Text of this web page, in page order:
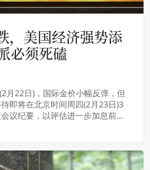
，美国经济强势添
必须死磕
22日)，国际金价小幅反弹，但
即将在北京时间周四(2月23日)3
议纪要，以评估进一步加息前